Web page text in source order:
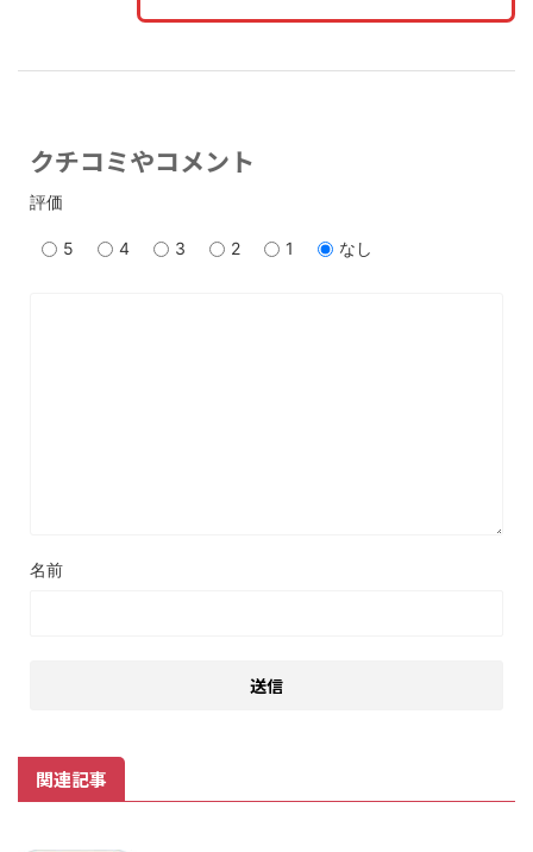
クチコミやコメント
評価
5 4 3 2 1 なし
名前
関連記事